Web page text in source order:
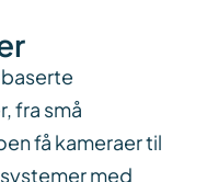
fra små
få kameraer til
med